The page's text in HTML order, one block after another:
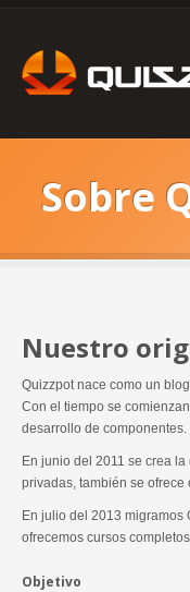
Sobre
Nuestro
Quizzpot nace como un
Con el tiempo se
desarrollo de componentes.
En junio del 2011 se crea
privadas, también se
En julio del 2013
ofrecemos cursos
Objetivo